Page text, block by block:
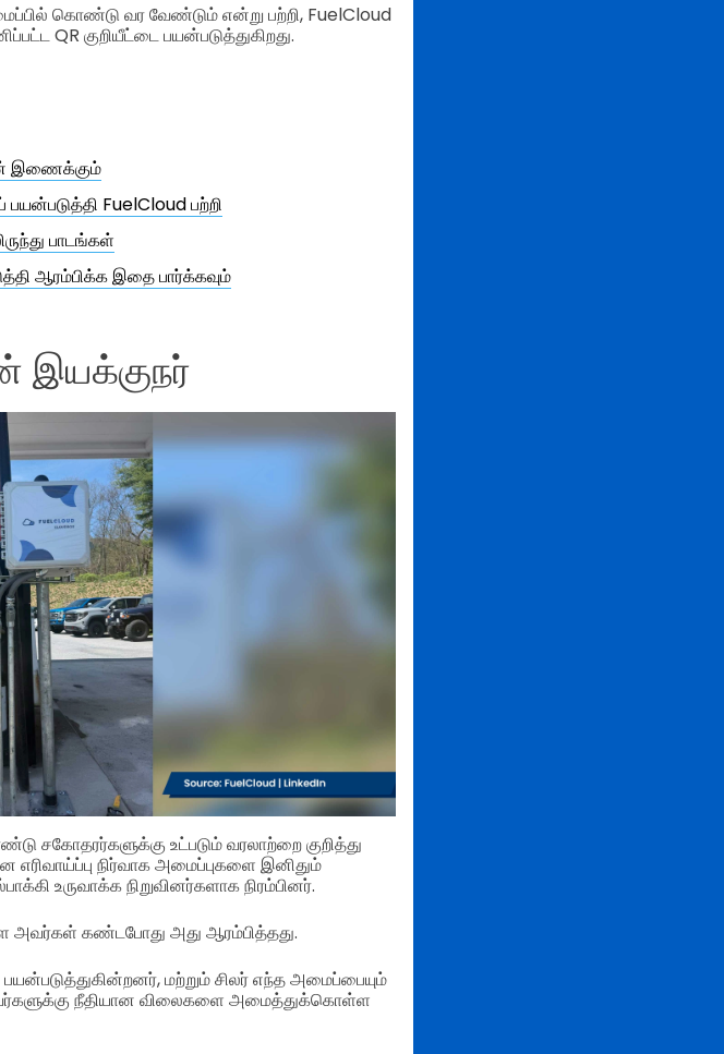
கொண்டு வர வேண்டும் என்று பற்றி, FuelCloud
QR குறியீட்டை பயன்படுத்துகிறது.
இணைக்கும்
FuelCloud பற்றி
பாடங்கள்
ஆரம்பிக்க இதை பார்க்கவும்
இயக்குநர்
சகோதரர்களுக்கு உட்படும் வரலாற்றை குறித்து
நிர்வாக அமைப்புகளை இனிதும்
உருவாக்க நிறுவினர்களாக நிரம்பினர்.
அவர்கள் கண்டபோது அது ஆரம்பித்தது.
மற்றும் சிலர் எந்த அமைப்பையும்
நீதியான விலைகளை அமைத்துக்கொள்ள